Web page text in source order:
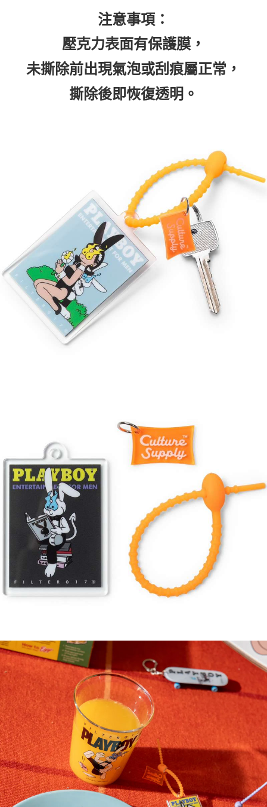
注意事項：
壓克力表面有保護膜，
未撕除前出現氣泡或刮痕屬正常，
撕除後即恢復透明。